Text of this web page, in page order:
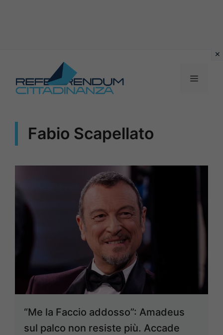
contenuto
MENU
Fabio Scapellato
“Me la Faccio addosso”: Amadeus
sul palco non resiste più. Accade